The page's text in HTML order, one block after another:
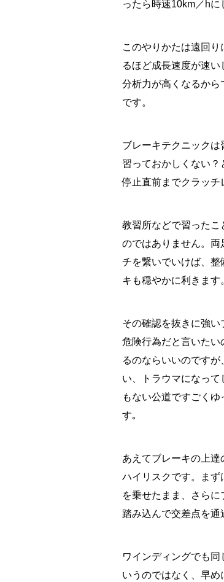
ったら時速10km／hに
このやりかたは遠回
るほど成長速度が速
分析力が高くなるから
です。
ブレーキテクニック
習っておかしくない
停止直前までクラッチ
教習所などで習った
のではありません。両
チを繋いでいけば、
キも穏やかに利きます
その確認を抜きに強
危険行為だと言いた
るのならいいのです
い、トラウマになっ
もない公道ですごく
す｡
あえてブレーキの上
ハイリスクです。まず
を乗せたまま、さら
踏み込んで交差点を通
ワインディングでも
いうのではなく、早